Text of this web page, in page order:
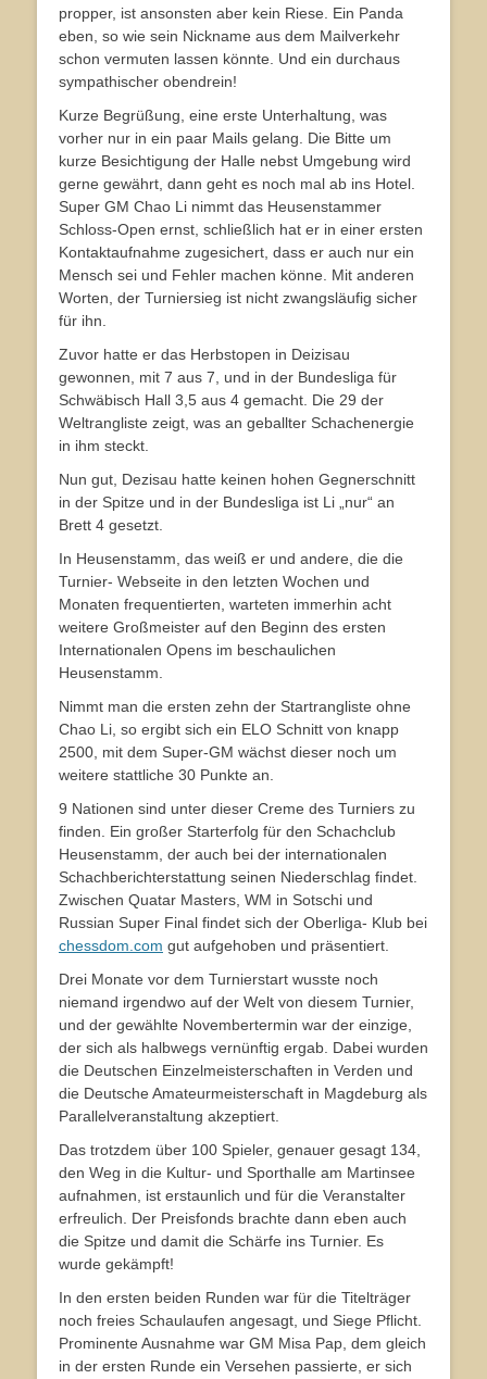
propper, ist ansonsten aber kein Riese. Ein Panda
eben, so wie sein Nickname aus dem Mailverkehr
schon vermuten lassen könnte. Und ein durchaus
sympathischer obendrein!
Kurze Begrüßung, eine erste Unterhaltung, was
vorher nur in ein paar Mails gelang. Die Bitte um
kurze Besichtigung der Halle nebst Umgebung wird
gerne gewährt, dann geht es noch mal ab ins Hotel.
Super GM Chao Li nimmt das Heusenstammer
Schloss-Open ernst, schließlich hat er in einer ersten
Kontaktaufnahme zugesichert, dass er auch nur ein
Mensch sei und Fehler machen könne. Mit anderen
Worten, der Turniersieg ist nicht zwangsläufig sicher
für ihn.
Zuvor hatte er das Herbstopen in Deizisau
gewonnen, mit 7 aus 7, und in der Bundesliga für
Schwäbisch Hall 3,5 aus 4 gemacht. Die 29 der
Weltrangliste zeigt, was an geballter Schachenergie
in ihm steckt.
Nun gut, Dezisau hatte keinen hohen Gegnerschnitt
in der Spitze und in der Bundesliga ist Li „nur“ an
Brett 4 gesetzt.
In Heusenstamm, das weiß er und andere, die die
Turnier- Webseite in den letzten Wochen und
Monaten frequentierten, warteten immerhin acht
weitere Großmeister auf den Beginn des ersten
Internationalen Opens im beschaulichen
Heusenstamm.
Nimmt man die ersten zehn der Startrangliste ohne
Chao Li, so ergibt sich ein ELO Schnitt von knapp
2500, mit dem Super-GM wächst dieser noch um
weitere stattliche 30 Punkte an.
9 Nationen sind unter dieser Creme des Turniers zu
finden. Ein großer Starterfolg für den Schachclub
Heusenstamm, der auch bei der internationalen
Schachberichterstattung seinen Niederschlag findet.
Zwischen Quatar Masters, WM in Sotschi und
Russian Super Final findet sich der Oberliga- Klub bei
chessdom.com gut aufgehoben und präsentiert.
Drei Monate vor dem Turnierstart wusste noch
niemand irgendwo auf der Welt von diesem Turnier,
und der gewählte Novembertermin war der einzige,
der sich als halbwegs vernünftig ergab. Dabei wurden
die Deutschen Einzelmeisterschaften in Verden und
die Deutsche Amateurmeisterschaft in Magdeburg als
Parallelveranstaltung akzeptiert.
Das trotzdem über 100 Spieler, genauer gesagt 134,
den Weg in die Kultur- und Sporthalle am Martinsee
aufnahmen, ist erstaunlich und für die Veranstalter
erfreulich. Der Preisfonds brachte dann eben auch
die Spitze und damit die Schärfe ins Turnier. Es
wurde gekämpft!
In den ersten beiden Runden war für die Titelträger
noch freies Schaulaufen angesagt, und Siege Pflicht.
Prominente Ausnahme war GM Misa Pap, dem gleich
in der ersten Runde ein Versehen passierte, er sich